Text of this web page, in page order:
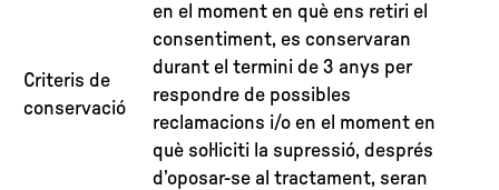
Criteris de
conservació
en el moment en què ens retiri el
consentiment, es conservaran
durant el termini de 3 anys per
respondre de possibles
reclamacions i/o en el moment en
què sol·liciti la supressió, després
d’oposar-se al tractament, seran